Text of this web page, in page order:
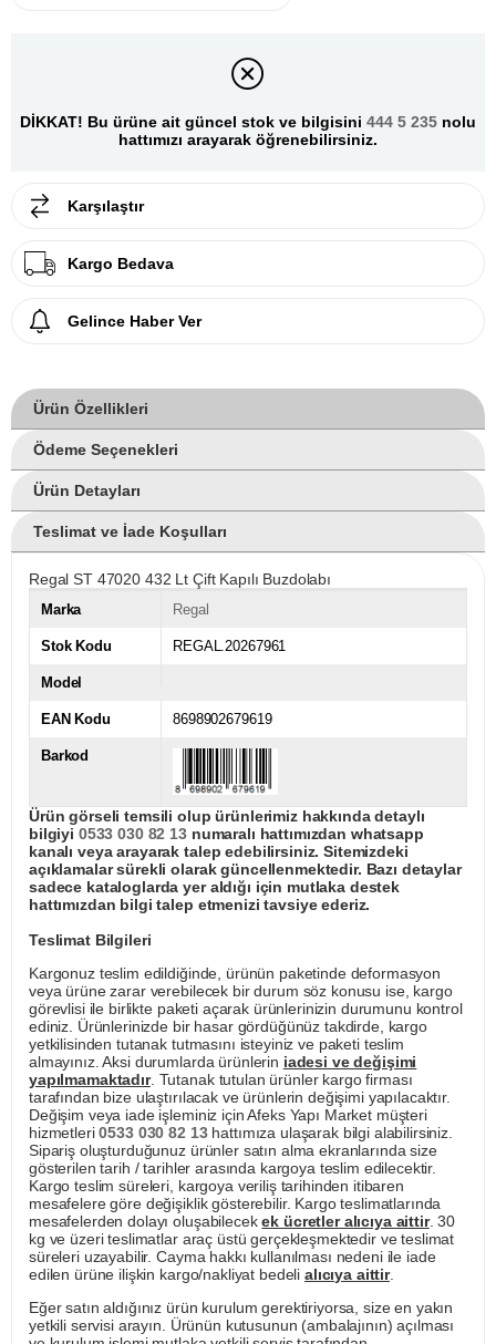
DİKKAT! Bu ürüne ait güncel stok ve bilgisini 444 5 235 nolu
hattımızı arayarak öğrenebilirsiniz.
Karşılaştır
Kargo Bedava
Gelince Haber Ver
Ürün Özellikleri
Ödeme Seçenekleri
Ürün Detayları
Teslimat ve İade Koşulları
Regal ST 47020 432 Lt Çift Kapılı Buzdolabı
Marka Regal
Stok Kodu REGAL.20267961
Model
EAN Kodu 8698902679619
Barkod
Ürün görseli temsili olup ürünlerimiz hakkında detaylı
bilgiyi 0533 030 82 13numaralı hattımızdan whatsapp
kanalı veya arayarak talep edebilirsiniz. Sitemizdeki
açıklamalar sürekli olarak güncellenmektedir. Bazı detaylar
sadece kataloglarda yer aldığı için mutlaka destek
hattımızdan bilgi talep etmenizi tavsiye ederiz.
Teslimat Bilgileri
Kargonuz teslim edildiğinde, ürünün paketinde deformasyon
veya ürüne zarar verebilecek bir durum söz konusu ise, kargo
görevlisi ile birlikte paketi açarak ürünlerinizin durumunu kontrol
ediniz. Ürünlerinizde bir hasar gördüğünüz takdirde, kargo
yetkilisinden tutanak tutmasını isteyiniz ve paketi teslim
almayınız. Aksi durumlarda ürünlerin iadesi ve değişimi
yapılmamaktadır. Tutanak tutulan ürünler kargo firması
tarafından bize ulaştırılacak ve ürünlerin değişimi yapılacaktır.
Değişim veya iade işleminiz için Afeks Yapı Market müşteri
hizmetleri0533 030 82 13hattımıza ulaşarak bilgi alabilirsiniz.
Sipariş oluşturduğunuz ürünler satın alma ekranlarında size
gösterilen tarih / tarihler arasında kargoya teslim edilecektir.
Kargo teslim süreleri, kargoya veriliş tarihinden itibaren
mesafelere göre değişiklik gösterebilir. Kargo teslimatlarında
mesafelerden dolayı oluşabilecekek ücretler alıcıya aittir. 30
kg ve üzeri teslimatlar araç üstü gerçekleşmektedir ve teslimat
süreleri uzayabilir. Cayma hakkı kullanılması nedeni ile iade
edilen ürüne ilişkin kargo/nakliyat bedeli alıcıya aittir.
Eğer satın aldığınız ürün kurulum gerektiriyorsa, size en yakın
yetkili servisi arayın. Ürünün kutusunun (ambalajının) açılması